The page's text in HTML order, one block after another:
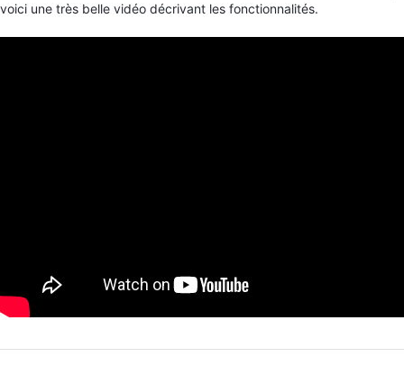
voici une très belle vidéo décrivant les fonctionnalités.